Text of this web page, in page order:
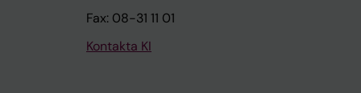
Fax: 08-31 11 01
Kontakta KI